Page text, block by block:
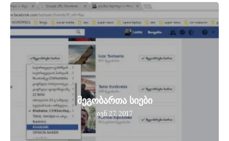
მეგობართა სიები
ივნ 27, 2017